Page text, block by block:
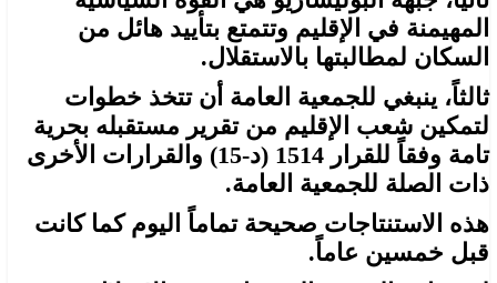
المهيمنة في الإقليم وتتمتع بتأييد هائل من
السكان لمطالبتها بالاستقلال.
ثالثاً، ينبغي للجمعية العامة أن تتخذ خطوات
لتمكين شعب الإقليم من تقرير مستقبله بحرية
تامة وفقاً للقرار 1514 (د-15) والقرارات الأخرى
ذات الصلة للجمعية العامة.
هذه الاستنتاجات صحيحة تماماً اليوم كما كانت
قبل خمسين عاماً.